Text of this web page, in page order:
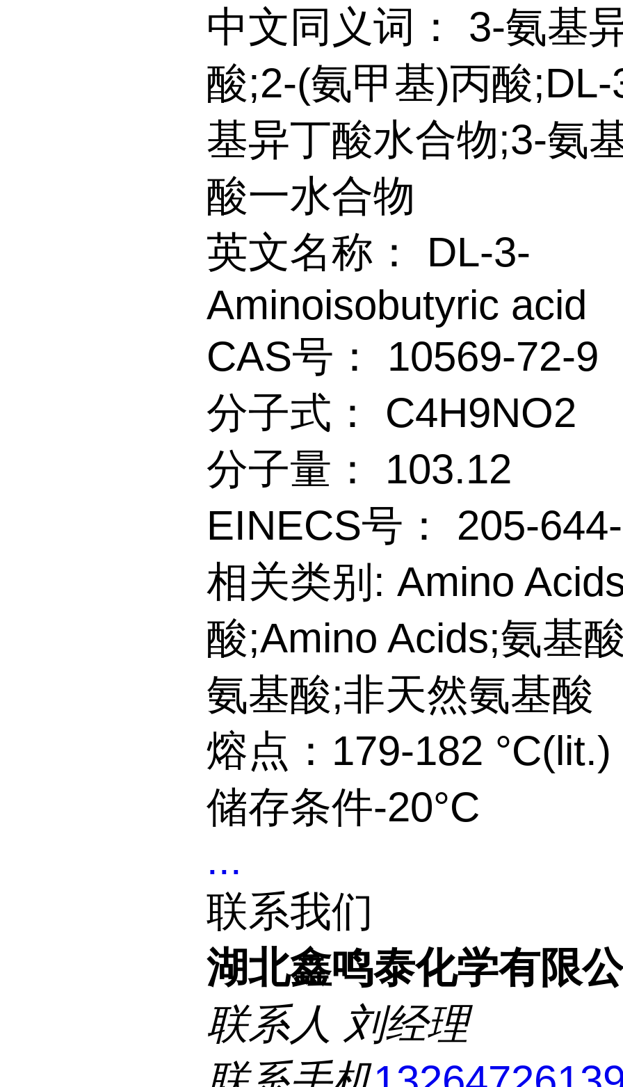
中文同义词： 3-氨基
酸;2-(氨甲基)丙酸;DL-
基异丁酸水合物;3-氨
酸一水合物
英文名称： DL-3-
Aminoisobutyric acid
CAS号： 10569-72-9
分子式： C4H9NO2
分子量： 103.12
EINECS号： 205-
相关类别: Amino
酸;Amino Acids;氨基
氨基酸;非天然氨基酸
熔点：179-182 °C(lit.)
储存条件-20°C
...
联系我们
湖北鑫鸣泰化学有限
联系人 刘经理